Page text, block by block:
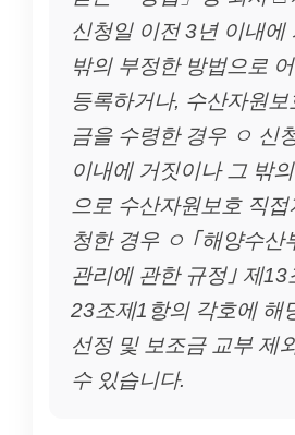
신청일 이전 3년 이내에
밖의 부정한 방법으로
등록하거나, 수산자원
금을 수령한 경우 ㅇ 신
이내에 거짓이나 그 밖
으로 수산자원보호 직
청한 경우 ㅇ ｢해양수산
관리에 관한 규정｣ 제
23조제1항의 각호에 해
선정 및 보조금 교부 제
수 있습니다.